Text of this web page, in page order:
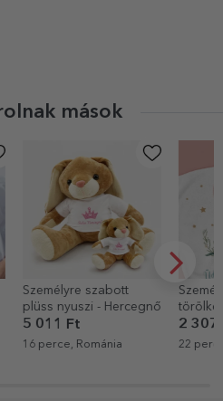
mások
szabott
nyuszi - Hercegnő
011 Ft
perce, Románia
Személyre
törölköző
Üdvözöljük,
2 307 Ft
22 perce,